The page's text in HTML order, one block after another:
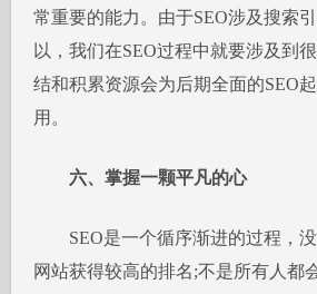
常重要的能力。由于SEO涉及搜索
以，我们在SEO过程中就要涉及到
结和积累资源会为后期全面的SEO
用。
六、掌握一颗平凡的心
SEO是一个循序渐进的过程，没
网站获得较高的排名;不是所有人都